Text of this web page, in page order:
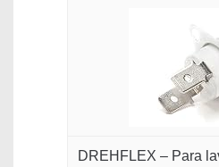
DREHFLEX – Para